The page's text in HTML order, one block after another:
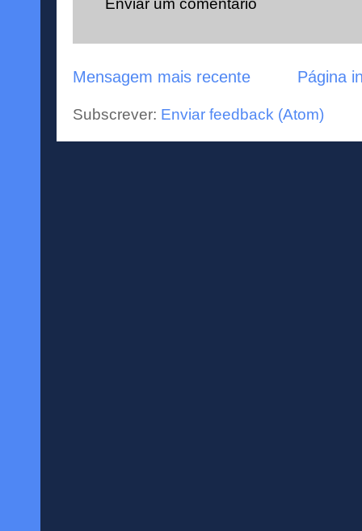
Enviar um comentário
Mensagem mais recente Página
Subscrever: Enviar feedback (Atom)